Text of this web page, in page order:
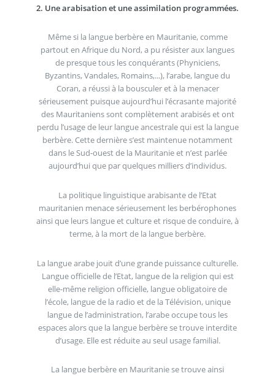
2. Une arabisation et une assimilation programmées.
Même si la langue berbère en Mauritanie, comme
partout en Afrique du Nord, a pu résister aux langues
de presque tous les conquérants (Phyniciens,
Byzantins, Vandales, Romains,...), l’arabe, langue du
Coran, a réussi à la bousculer et à la menacer
sérieusement puisque aujourd’hui l’écrasante majorité
des Mauritaniens sont complètement arabisés et ont
perdu l’usage de leur langue ancestrale qui est la langue
berbère. Cette dernière s’est maintenue notamment
dans le Sud-ouest de la Mauritanie et n’est parlée
aujourd’hui que par quelques milliers d’individus.
La politique linguistique arabisante de l’Etat
mauritanien menace sérieusement les berbérophones
ainsi que leurs langue et culture et risque de conduire, à
terme, à la mort de la langue berbère.
La langue arabe jouit d’une grande puissance culturelle.
Langue officielle de l’Etat, langue de la religion qui est
elle-même religion officielle, langue obligatoire de
l’école, langue de la radio et de la Télévision, unique
langue de l’administration, l’arabe occupe tous les
espaces alors que la langue berbère se trouve interdite
d’usage. Elle est réduite au seul usage familial.
La langue berbère en Mauritanie se trouve ainsi